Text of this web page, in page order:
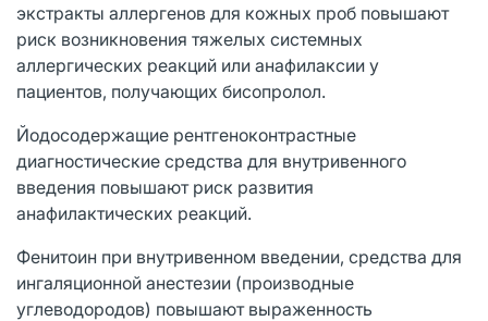
экстракты аллергенов для кожных проб повышают
риск возникновения тяжелых системных
аллергических реакций или анафилаксии у
пациентов, получающих бисопролол.
Йодосодержащие рентгеноконтрастные
диагностические средства для внутривенного
введения повышают риск развития
анафилактических реакций.
Фенитоин при внутривенном введении, средства для
ингаляционной анестезии (производные
углеводородов) повышают выраженность